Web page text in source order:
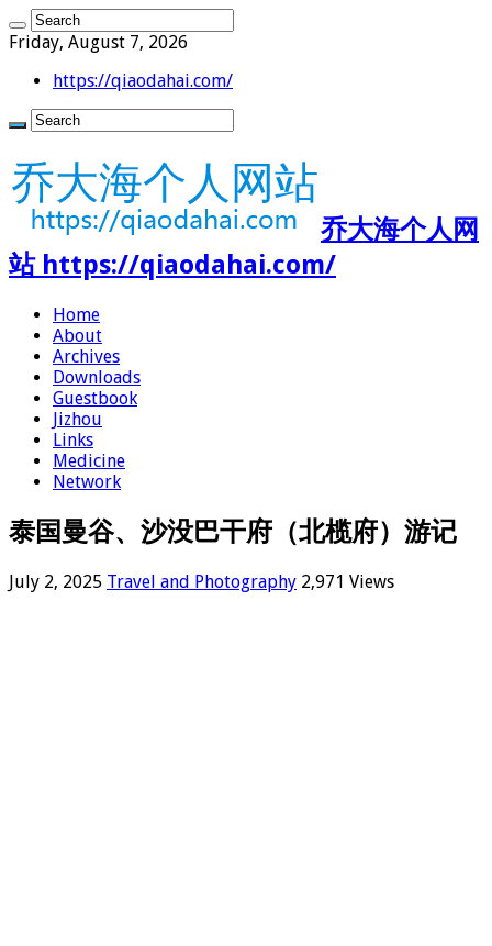
Friday, August 7, 2026
https://qiaodahai.com/
乔大海个人网
站 https://qiaodahai.com/
Home
About
Archives
Downloads
Guestbook
Jizhou
Links
Medicine
Network
泰国曼谷、沙没巴干府（北榄府）游记
July 2, 2025 Travel and Photography 2,971 Views